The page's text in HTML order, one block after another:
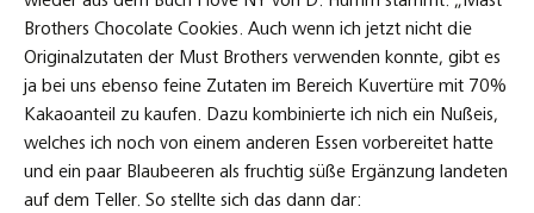
Brothers Chocolate Cookies. Auch wenn ich jetzt nicht die
Originalzutaten der Must Brothers verwenden konnte, gibt es
ja bei uns ebenso feine Zutaten im Bereich Kuvertüre mit 70%
Kakaoanteil zu kaufen. Dazu kombinierte ich nich ein Nußeis,
welches ich noch von einem anderen Essen vorbereitet hatte
und ein paar Blaubeeren als fruchtig süße Ergänzung landeten
auf dem Teller. So stellte sich das dann dar: